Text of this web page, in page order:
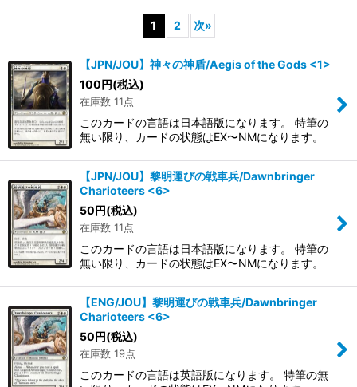
1 2 次»
【JPN/JOU】神々の神盾/Aegis of the Gods <1>
100円(税込)
在庫数 11点
このカードの言語は日本語版になります。 特筆の
無い限り、カードの状態はEX〜NMになります。
【JPN/JOU】黎明運びの戦車兵/Dawnbringer
Charioteers <6>
50円(税込)
在庫数 11点
このカードの言語は日本語版になります。 特筆の
無い限り、カードの状態はEX〜NMになります。
【ENG/JOU】黎明運びの戦車兵/Dawnbringer
Charioteers <6>
50円(税込)
在庫数 19点
このカードの言語は英語版になります。 特筆の無